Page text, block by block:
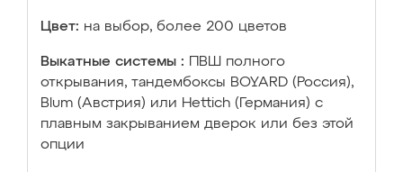
Цвет: на выбор, более 200 цветов
Выкатные системы :
ПВШ полного
открывания, тандембоксы BOYARD (Россия),
Blum (Австрия) или Hettich (Германия) с
плавным закрыванием дверок или без этой
опции